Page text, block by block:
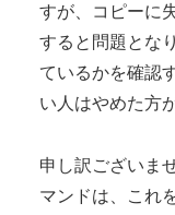
すが、コピーに
すると問題とな
ているかを確認
い人はやめた方
申し訳ございま
マンドは、これ